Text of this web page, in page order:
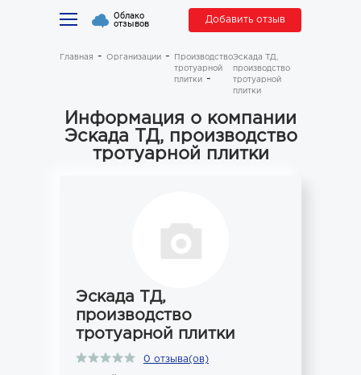
Облако
отзывов Добавить отзыв
Главная Организации
Производство
тротуарной
плитки
Эскада ТД,
производство
тротуарной
плитки
Информация о компании
Эскада ТД, производство
тротуарной плитки
Эскада ТД,
производство
тротуарной плитки
0 отзыва(ов)